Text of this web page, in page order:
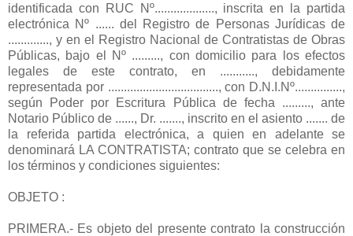
identificada con RUC Nº..................., inscrita en la partida
electrónica Nº ...... del Registro de Personas Jurídicas de
............., y en el Registro Nacional de Contratistas de Obras
Públicas, bajo el Nº ........., con domicilio para los efectos
legales de este contrato, en ..........., debidamente
representada por ..................................., con D.N.I.Nº...............,
según Poder por Escritura Pública de fecha ........., ante
Notario Público de ......, Dr. ......., inscrito en el asiento ....... de
la referida partida electrónica, a quien en adelante se
denominará LA CONTRATISTA; contrato que se celebra en
los términos y condiciones siguientes:
OBJETO :
PRIMERA.- Es objeto del presente contrato la construcción